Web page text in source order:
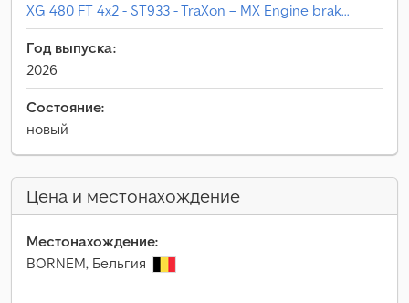
XG 480 FT 4x2 - ST933 - TraXon – MX Engine brak...
Год выпуска:
2026
Состояние:
новый
Цена и местонахождение
Местонахождение:
BORNEM, Бельгия